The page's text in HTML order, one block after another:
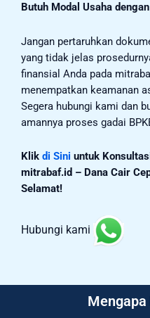
Butuh Modal Usaha
Jangan pertaruhkan
yang tidak jelas
finansial Anda pada
menempatkan keamanan
Segera hubungi kami dan
amannya proses gadai
Klik di Sini untuk
mitrabaf.id – Dana Cair
Selamat!
Hubungi kami
Mengapa